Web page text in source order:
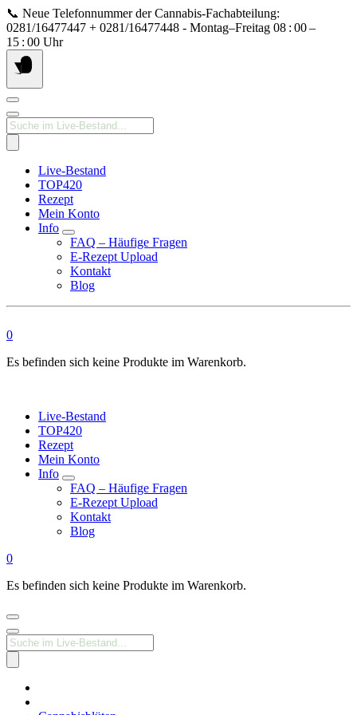
Springe
zum
Inhalt
📞 Neue Telefonnummer der Cannabis‑Fachabteilung:
0281/16477447 + 0281/16477448 - Montag–Freitag 08 : 00 –
15 : 00 Uhr
Products
search
Live-Bestand
TOP420
Rezept
Mein Konto
Info
FAQ – Häufige Fragen
E-Rezept Upload
Kontakt
Blog
0
Es befinden sich keine Produkte im Warenkorb.
Live-Bestand
TOP420
Rezept
Mein Konto
Info
FAQ – Häufige Fragen
E-Rezept Upload
Kontakt
Blog
0
Es befinden sich keine Produkte im Warenkorb.
Products
search